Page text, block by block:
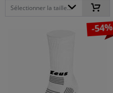
Sélectionner la taille...
-54%